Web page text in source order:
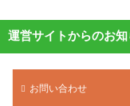
運営サイトからのお知
お問い合わせ